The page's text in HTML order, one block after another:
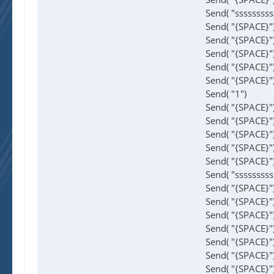
Send(
Send(
Send(
Send(
Send(
Send(
Send( "1")
Send(
Send(
Send(
Send(
Send(
Send(
Send(
Send(
Send(
Send(
Send(
Send(
Send(